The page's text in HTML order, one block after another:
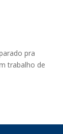
pra
trabalho de